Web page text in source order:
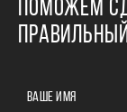
ПОМОЖЕМ
ВАШЕ ИМЯ